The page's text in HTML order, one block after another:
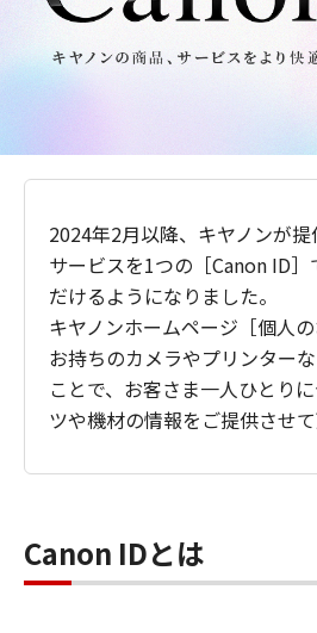
2024年2月以降、キヤノンが
サービスを1つの［Canon ID
だけるようになりました。
キヤノンホームページ［個人の
お持ちのカメラやプリンター
ことで、お客さま一人ひとり
ツや機材の情報をご提供させて
Canon IDとは